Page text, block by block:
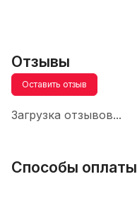
Отзывы
Оставить отзыв
Загрузка отзывов...
Способы оплаты